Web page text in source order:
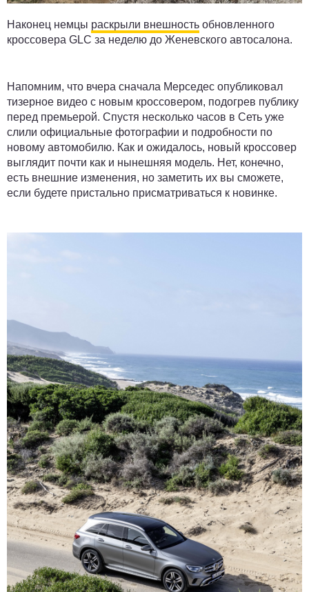
Наконец немцы раскрыли внешность обновленного
кроссовера GLC за неделю до Женевского автосалона.
Напомним, что вчера сначала Мерседес опубликовал
тизерное видео с новым кроссовером, подогрев публику
перед премьерой. Спустя несколько часов в Сеть уже
слили официальные фотографии и подробности по
новому автомобилю. Как и ожидалось, новый кроссовер
выглядит почти как и нынешняя модель. Нет, конечно,
есть внешние изменения, но заметить их вы сможете,
если будете пристально присматриваться к новинке.